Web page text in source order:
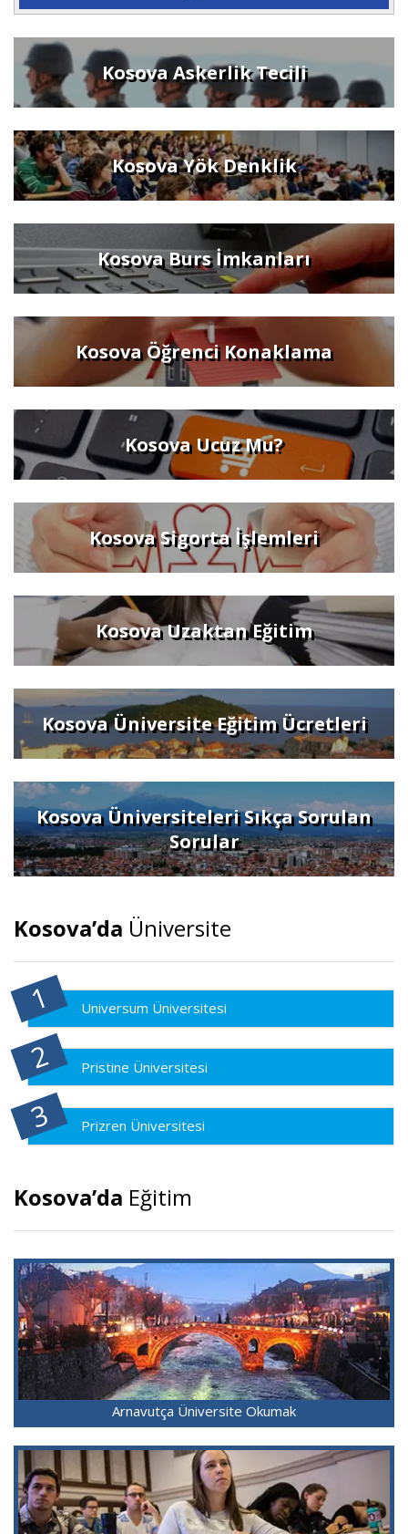
Kosova Askerlik Tecili
Kosova Yök Denklik
Kosova Burs İmkanları
Kosova Öğrenci Konaklama
Kosova Ucuz Mu?
Kosova Sigorta İşlemleri
Kosova Uzaktan Eğitim
Kosova Üniversite Eğitim Ücretleri
Kosova Üniversiteleri Sıkça Sorulan
Sorular
Kosova’da Üniversite
Universum Üniversitesi
Pristine Üniversitesi
Prizren Üniversitesi
Kosova’da Eğitim
Arnavutça Üniversite Okumak